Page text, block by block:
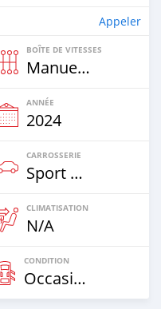
Appeler
BOÎTE DE VITESSES
Manuelle
ANNÉE
2024
CARROSSERIE
Sport Bike
CLIMATISATION
N/A
CONDITION
Occasion